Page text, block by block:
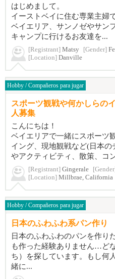
はじめまして。
イーストベイに住む専業主婦
ベイエリア、サンノゼやサン
キャンプに行けるお友達を...
[Registrant] Matsy [Gender]
[Location] Danville
Hobby / Compañeros para jugar
スポーツ観戦や何かしらの
人募集
こんにちは！
ベイエリアで一緒にスポーツ
イング、現地観戦など(日本
やアクティビティ、散策、コ
[Registrant] Gingerale
[Location] Millbrae, California
Hobby / Compañeros para jugar
日本のふわふわ系パン作り
日本のふわふわのパンを作り
も作った経験ありません…ど
ち）を探しています。もし何
緒に...